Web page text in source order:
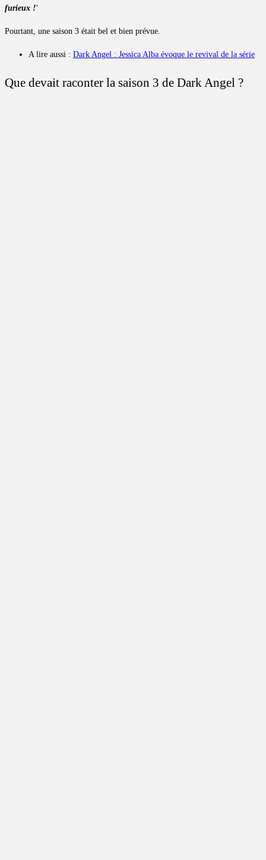
furieux !‘
Pourtant, une saison 3 était bel et bien prévue.
A lire aussi : Dark Angel : Jessica Alba évoque le revival de la série
Que devait raconter la saison 3 de Dark Angel ?